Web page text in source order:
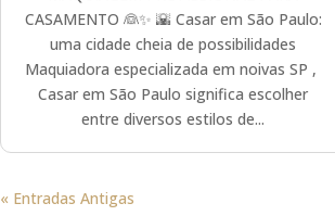
CASAMENTO 👰✨ 🌇 Casar em São Paulo:
uma cidade cheia de possibilidades
Maquiadora especializada em noivas SP ,
Casar em São Paulo significa escolher
entre diversos estilos de...
« Entradas Antigas